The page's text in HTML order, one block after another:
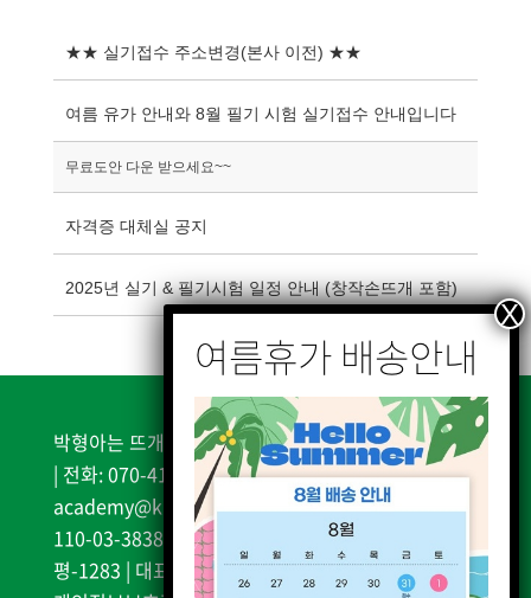
★★ 실기접수 주소변경(본사 이전) ★★
여름 유가 안내와 8월 필기 시험 실기접수 안내입니다
무료도안 다운 받으세요~~
자격증 대체실 공지
2025년 실기 & 필기시험 일정 안내 (창작손뜨개 포함)
박형아는 뜨개쟁이 | 서울시 은평구 불광천길 338, 2층
| 전화: 070-4187-0987 | 이메일:
academy@knitteracademy.kr | 사업자등록번호:
110-03-38385| 통신판매업신고: 2025-서울은
평-1283 | 대표자 및 개인정보책임자: 박형례